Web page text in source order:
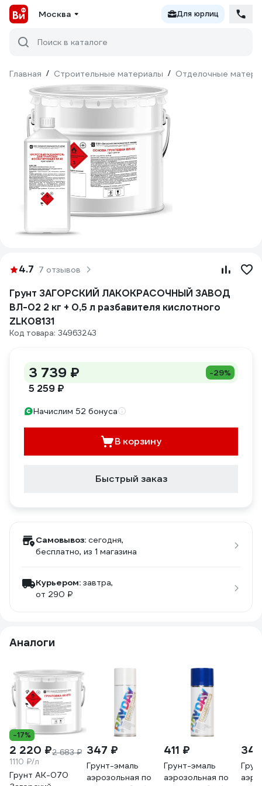
Москва Для юрлиц
Поиск в каталоге
Главная / Строительные материалы / Отделочные
4.7 7 отзывов
Грунт ЗАГОРСКИЙ ЛАКОКРАСОЧНЫЙ ЗАВОД
ВЛ-02 2 кг + 0,5 л разбавителя кислотного
ZLK08131
Код товара: 34963243
3 739 ₽ -29%
5 259 ₽
Начислим 52 бонуса
В корзину
Быстрый заказ
Самовывоз: сегодня,
бесплатно, из 1 магазина
Курьером: завтра,
от 290 ₽
Аналоги
-17%
2 220 ₽2 683 ₽
1110 ₽/л
Грунт АК-070
347 ₽
Грунт-эмаль
аэрозольная по
411 ₽
Грунт-эмаль
аэрозольная по